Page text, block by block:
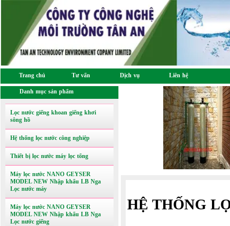
Trang chủ Tư vấn Dịch vụ Liên hệ
Danh mục sản phẩm
Lọc nước giếng khoan giếng khơi
sông hồ
Hệ thống lọc nước công nghiệp
Thiết bị lọc nước máy lọc tổng
Máy lọc nước NANO GEYSER
MODEL NEW Nhập khẩu LB Nga
Lọc nước máy
Máy lọc nước NANO GEYSER
MODEL NEW Nhập khẩu LB Nga
Lọc nước giếng
HỆ THỐNG